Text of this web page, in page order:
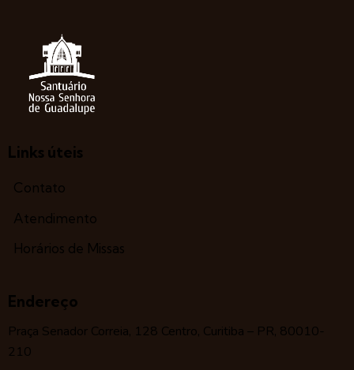
Links úteis
Contato
Atendimento
Horários de Missas
Endereço
Praça Senador Correia, 128 Centro, Curitiba – PR, 80010-
210